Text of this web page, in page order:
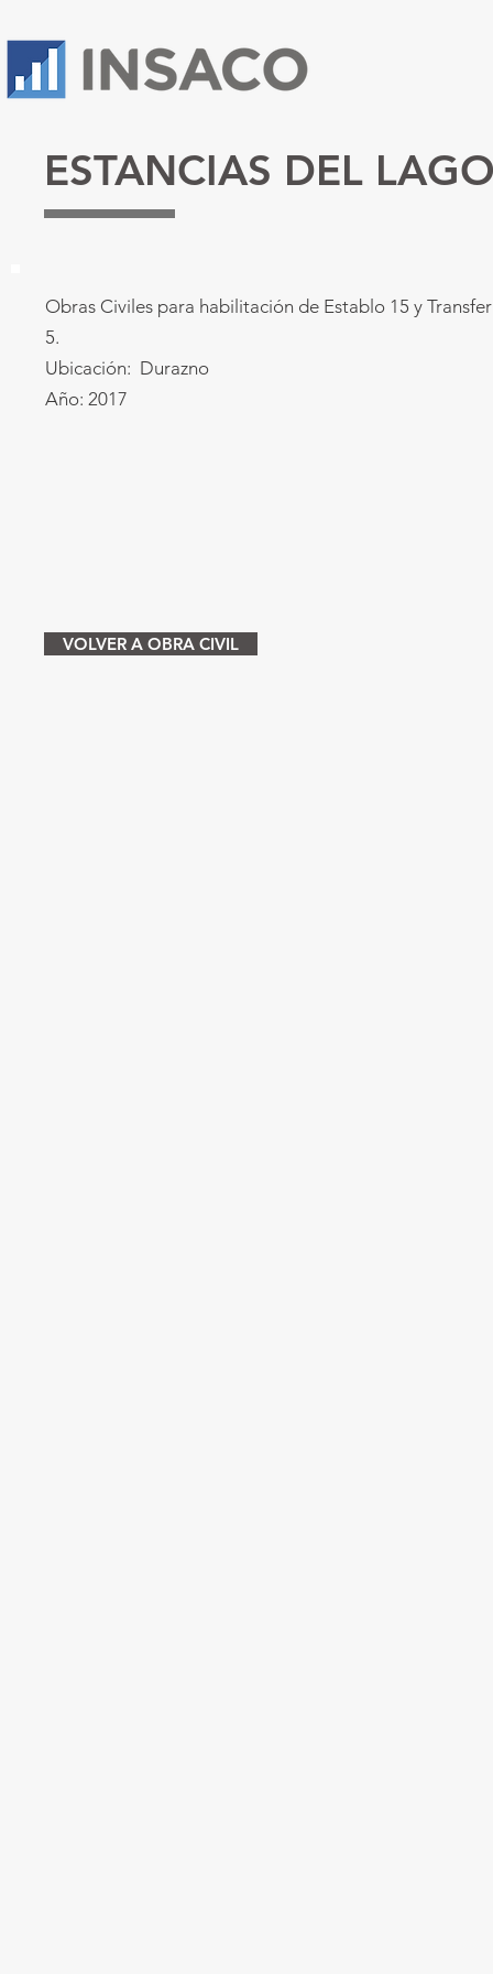
ESTANCIAS DEL
Obras Civiles para habilitación de Establo 15 y Transfer
5.
Ubicación: Durazno
Año: 2017
VOLVER A OBRA CIVIL